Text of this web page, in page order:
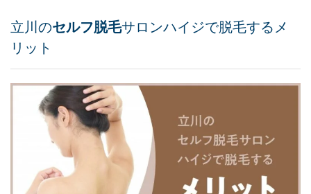
立川のセルフ脱毛サロンハイジで脱毛するメ
リット